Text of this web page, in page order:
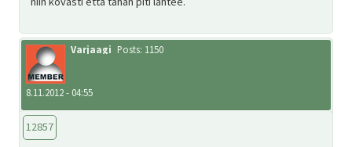
Varjaagi Posts: 1150
8.11.2012 - 04:55
12857